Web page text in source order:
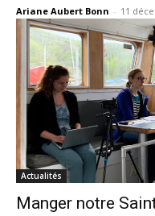
Ariane Aubert Bonn - 11
Actualités
Manger notre